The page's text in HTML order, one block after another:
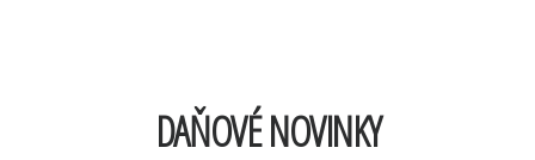
DAŇOVÉ NOVINKY